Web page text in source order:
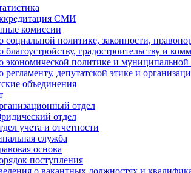
СМИ
комиссии
социальной политике, законности,
благоустройству, градостроительству и
экономической политике и муниципальной
регламенту, депутатской этике и
объединения
отдел
отдел
учета и отчетности
служба
основа
поступления